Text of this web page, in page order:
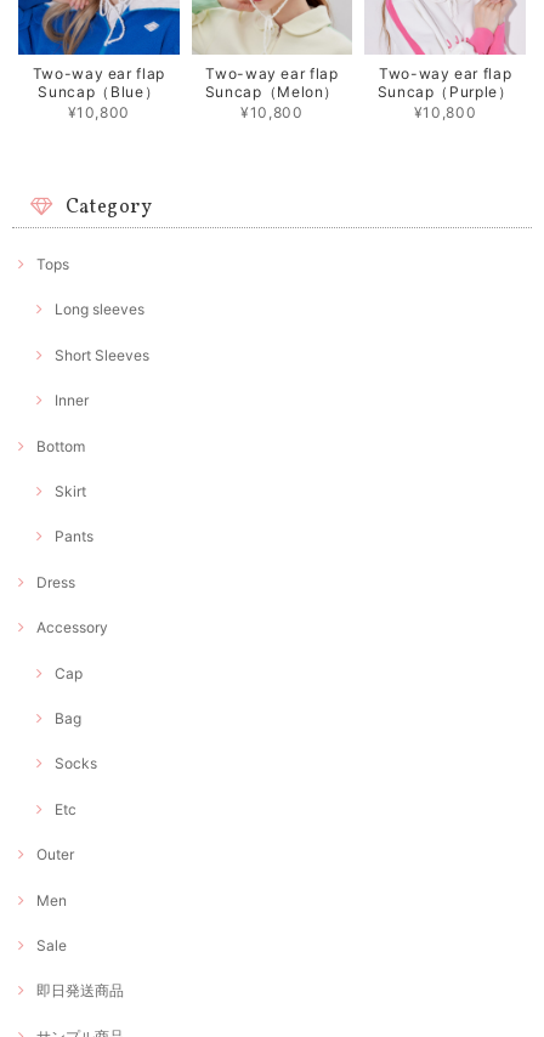
Two-way ear flap
Suncap（Blue）
¥10,800
Two-way ear flap
Suncap（Melon）
¥10,800
Two-way ear flap
Suncap（Purple）
¥10,800
Category
Tops
Long sleeves
Short Sleeves
Inner
Bottom
Skirt
Pants
Dress
Accessory
Cap
Bag
Socks
Etc
Outer
Men
Sale
即日発送商品